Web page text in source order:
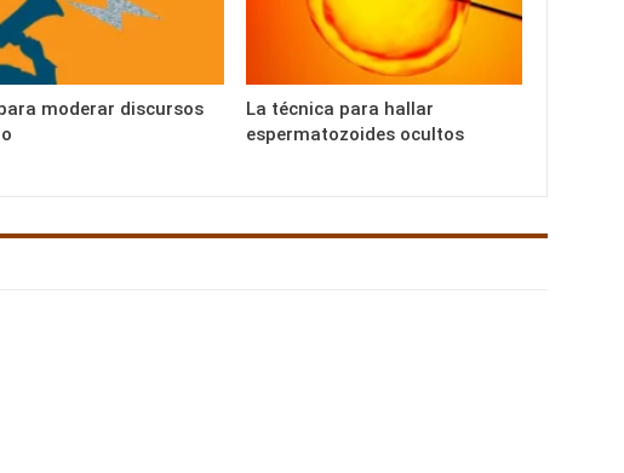
moderar discursos
La técnica para hallar
espermatozoides ocultos